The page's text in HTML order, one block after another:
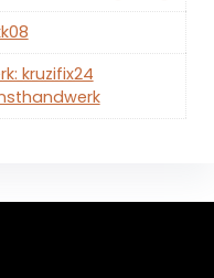
kruzifix24